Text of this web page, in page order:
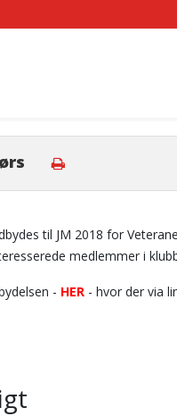
til JM 2018 for
medlemmer i
- HER - hvor der via